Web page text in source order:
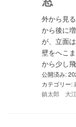
外から見
から後に
が、立面
壁をへこ
から少し
公開済み:
カテゴリー:
鎮太郎 大